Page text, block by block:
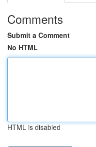
Comments
Submit a Comment
No HTML
HTML is disabled